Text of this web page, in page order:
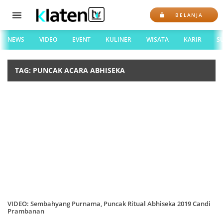
BELANJA
NEWS VIDEO EVENT KULINER WISATA KARIR
TAG: PUNCAK ACARA ABHISEKA
VIDEO: Sembahyang Purnama, Puncak Ritual Abhiseka 2019 Candi
Prambanan